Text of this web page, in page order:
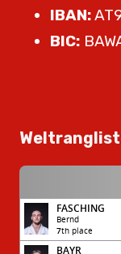
IBAN:
BIC: